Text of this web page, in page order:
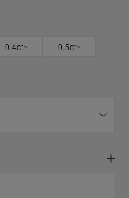
0.4ct~ 0.5ct~